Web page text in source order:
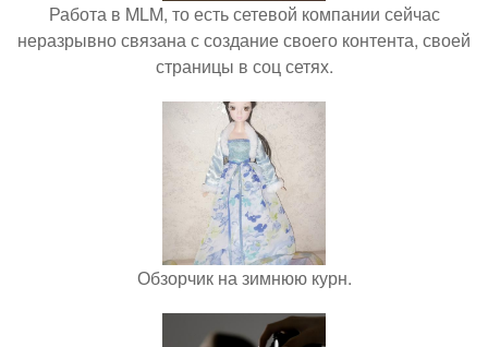
Работа в MLM, то есть сетевой компании сейчас
неразрывно связана с создание своего контента, своей
страницы в соц сетях.
Обзорчик на зимнюю курн.